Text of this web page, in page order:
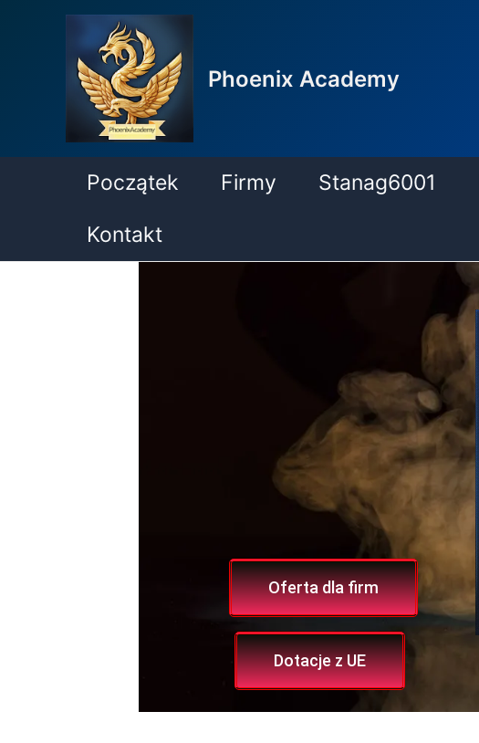
Phoenix Academy
Początek Firmy Stanag6001
Kontakt
Oferta dla firm
Dotacje z UE